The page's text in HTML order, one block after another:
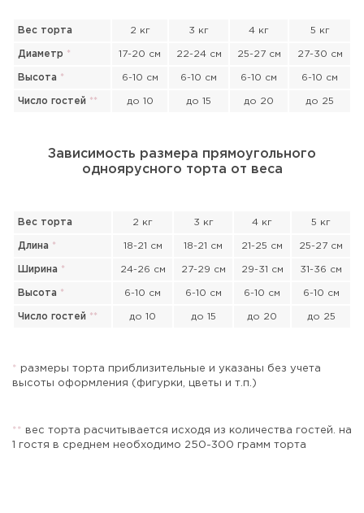
Вес торта 2 кг 3 кг 4 кг 5 кг
Диаметр * 17-20 см 22-24 см 25-27 см 27-30 см
Высота * 6-10 см 6-10 см 6-10 см 6-10 см
Число гостей ** до 10 до 15 до 20 до 25
Зависимость размера прямоугольного
одноярусного торта от веса
Вес торта 2 кг 3 кг 4 кг 5 кг
Длина * 18-21 см 18-21 см 21-25 см 25-27 см
Ширина * 24-26 см 27-29 см 29-31 см 31-36 см
Высота * 6-10 см 6-10 см 6-10 см 6-10 см
Число гостей ** до 10 до 15 до 20 до 25
*
размеры торта приблизительные и указаны без учета
высоты оформления (фигурки, цветы и т.п.)
* *
вес торта расчитывается исходя из количества гостей. на
1 гостя в среднем необходимо 250-300 грамм торта
Прикрепить файл или фото
Отправить